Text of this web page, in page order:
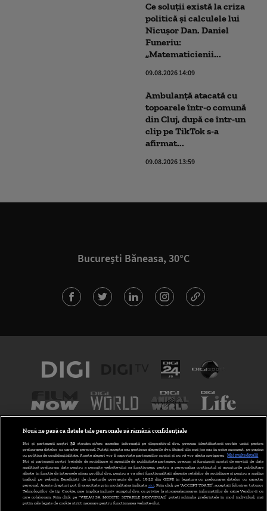
Ce soluții există la criza
politică și calculele lui
Nicușor Dan. Daniel
Funeriu:
„Matematicienii...
09.08.2026 14:09
Ambulanţă atacată cu
topoarele într-o comună
din Cluj, după ce într-un
clip pe TikTok s-a
afirmat...
09.08.2026 13:59
București Băneasa, 30°C
TERMENE ȘI CONDIȚII POLITICA DE CONFIDENȚIALITATE
Nouă ne pasă ca datele tale personale să rămână confidențiale
Noi și partenerii noștri 30stocăm și/sau accesăm informații pe dispozitivul dvs., precum identificatorii cookie unici pentru
prelucrarea datelor cu caracter personal. Puteți accepta sau gestiona alegerile dvs. făcând clic mai jos sau în orice moment, pe pagina
cu politica de confidențialitate. Aceste alegeri vor fi raportate partenerilor noștri și nu vă vor afecta navigarea.
Mai multe detalii
Noi si partenerii nostri (retelele de socializare si agentiile de publicitate partenere, precum si furnizorii nostri de servicii de date
analitice) prelucram date pentru a permite website-ului sa functioneze, pentru a personaliza continutul si anunturile publicitare
afisate in functie de interesele si/sau profilul dvs., pentru a va oferi functionalitati aferente retelelor de socializare si pentru a analiza
traficul pe website. Beneficiati de drepturile prevazute de art. 15-22 din GDPR in legatura cu prelucrarea datelor cu caracter
personal. Aceste drepturi pot fi exercitate prin modalitatea indicata aici. Prin click pe “ACCEPT TOATE”, acceptati folosirea tuturor
Tehnologiilor de tip Cookie, care implica inclusiv acceptul dvs. cu privire la stocarea/accesarea informatiilor de catre Vendor-ii cu
care colaboram. Prin click pe “VREAU SA MODIFIC SETARILE INDIVIDUAL” puteti schimba preferintele in mod individual, mai
putin cele legate de cookie strict necesare pentru functionarea website-ului.